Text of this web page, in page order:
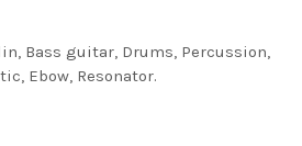
Bass guitar, Drums, Percussion,
Ebow, Resonator.